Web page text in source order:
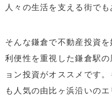
人々の生活を支える街で
そんな鎌倉で不動産投資
利便性を重視した鎌倉駅
ョン投資がオススメです
も人気の由比ヶ浜沿いの